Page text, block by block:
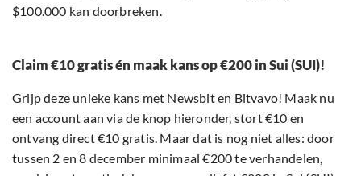
$100.000 kan doorbreken.
Claim €10 gratis én maak kans op €200 in Sui (SUI)!
Grijp deze unieke kans met Newsbit en Bitvavo! Maak nu
een account aan via de knop hieronder, stort €10 en
ontvang direct €10 gratis. Maar dat is nog niet alles: door
tussen 2 en 8 december minimaal €200 te verhandelen,